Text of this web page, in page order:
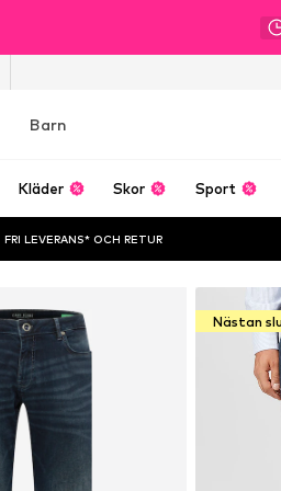
Barn
Kläder Skor Sport
FRI LEVERANS* OCH RETUR
Nästan